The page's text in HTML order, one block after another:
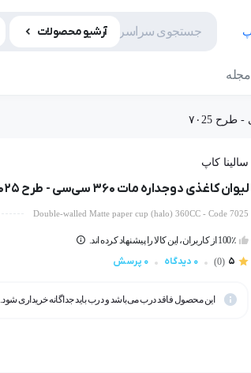
آرشیو محصولات
مجله
سالینا کاپ
لیوان کاغذی دوجداره مات ۳۶۰ سی‌سی - طرح ۷۰25
Double-walled Matte paper cup (halo) 360CC - Code 7025
100٪ از کاربران، این کالا را پیشنهاد کرده اند.
5
(0) 0 دیدگاه 0 پرسش
این محصول فاقد درب می‌باشد و درب باید جداگانه خریداری شود.